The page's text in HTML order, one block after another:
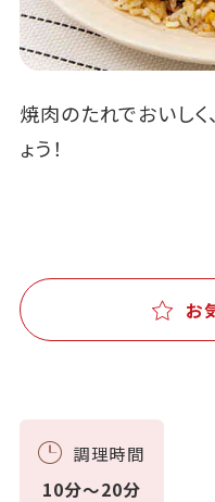
焼肉のたれでおいし
ょう！
お
調理時間
10分～20分